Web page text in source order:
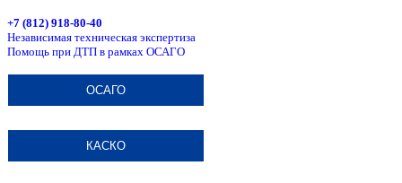
+7 (812) 918-80-40
Независимая техническая экспертиза
Помощь при ДТП в рамках ОСАГО
ОСАГО
КАСКО